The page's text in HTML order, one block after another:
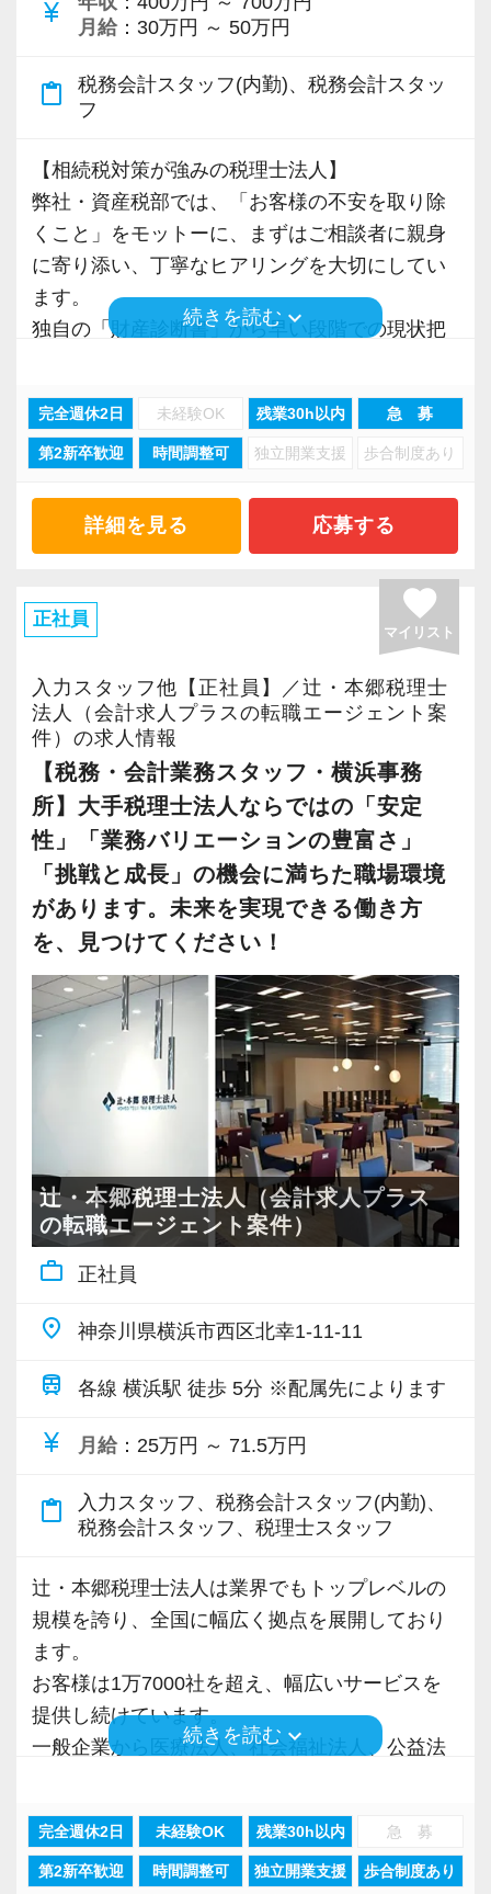
合う環境です。
■風通しの良い職場で働きたい方
アやどんな意見も全員が否定せず、真剣に常に
耳を傾け、それに対する検討や意見を出し合う
社風です。
■全員にチャンスがある職場を求めている方
税理士資格あり・なしに関係なく、本人次第で
長意欲や意思を尊重します。
「商品を売らなければならない」ということで
はないため、お客様の問題解決に向けて中立的
す。
ップ】
■税務知識の習得
所内研修、オンデマンド研修、資産税部共有会
（事例検討）などを活用して相続税等の税法や
お客様対応を行う上で必要となる知識を効率よ
く学びます。
また、所内資格制度(TKC巡回監査士等)があった
り、関連書籍の購入費用や外部研修の参加費用
等も会社が全額負担しています。
■実務スキルの習得
先輩に同行し、相続税発生の案件に対するヒア
リング、相続評価にあたっての実地役所調査、
二次相続を踏まえた分割方法の提案、相続税対
策に必要な手段を学びながら、一連の業務を覚
えていきます。
■充実のサポート体制
弊社では新入社員一人につき年次の近い先輩が
の進め方や悩み相談まで何でも話せる相手とし
過去メンバーは半年程度で主担当としてデビュ
ーしていますが、独り立ちするまでは2人体制で
弊社では「担当制」を採用しているため、お客
中立的な立場で本音のアドバイスができる、や
りがいのあるポジションです。
安心の環境で税務のプロフェッショナルを目指
したい方、ぜひご応募ください！
す！
https://kaikeiplus.jp/office/38399/
currency_yen
月給 ：30万円 ～ 50万円
content_paste
税務会計スタッフ(内勤)、税務会計スタッ
フ
【相続税対策が強みの税理士法人】
弊社・資産税部では、「お客様の不安を取り除
くこと」をモットーに、まずはご相談者に親身
に寄り添い、丁寧なヒアリングを大切にしてい
ます。
独自の「財産診断書」から早い段階での現状把
ランの提案に繋げていきます。
相続業務において申告だけを行う税理士事務所
がありますが、弊社では相続税対策に力を入れ
遺産分割を巡ってご家族が揉めることが無いよ
う、公平な第三者となり、適切かつ最善のプラ
法人業務だけでなく、相続・事業承継にも強み
を持ち、資産税部では年間100件以上の案件を受
注しています。
その多くが金融機関や葬儀社からの紹介であ
り、信頼の証として安定した案件数を確保して
います。
【自己成長ためのチャレンジや本人の意思を尊
重する社風】
弊社が拡大期にあり、常に新しいことへのチャ
学べる楽しさ、自分自身を成長させていける環
境を求めている方には適した職場です。
また、メンバーの強みや目指したい方向性、大
切にしたいことを言語化し、知り合えている職
新しいことをやるときに周りのサポートやチー
ムを作ったり、いつでも相談に乗ってもらえる
上司がいます。
【求める人物像】
■コンサルティングや事業承継の業務に興味があ
5年、10年後、、、長い目線で見たときに今の職
はありませんか？
ツリやっています！
めたい方
「勉強、学びが好き」「人の役に立つ知識を身
に付けたい」など、自分の知識向上や経験値が
増えていくことに対して充実感を得られる方に
合う環境です。
トップとの距離が近く、社員の自由なアイディ
アやどんな意見も全員が否定せず、真剣に常に
耳を傾け、それに対する検討や意見を出し合う
続きを読むkeyboard_arrow_down
完全週休2日 未経験OK 残業30h以内 急 募
第2新卒歓迎 時間調整可 独立開業支援 歩合制度あり
詳細を見る 応募する
正社員 favorite
マイリスト
入力スタッフ他【正社員】／辻・本郷税理士
法人（会計求人プラスの転職エージェント案
件）の求人情報
【税務・会計業務スタッフ・横浜事務
所】大手税理士法人ならではの「安定
性」「業務バリエーションの豊富さ」
「挑戦と成長」の機会に満ちた職場環境
があります。未来を実現できる働き方
を、見つけてください！
辻・本郷税理士法人（会計求人プラス
の転職エージェント案件）
work_outline 正社員
place 神奈川県横浜市西区北幸1-11-11
train 各線 横浜駅 徒歩 5分 ※配属先によります
currency_yen 月給 ：25万円 ～ 71.5万円
content_paste
入力スタッフ、税務会計スタッフ(内勤)、
税務会計スタッフ、税理士スタッフ
辻・本郷税理士法人は業界でもトップレベルの
規模を誇り、全国に幅広く拠点を展開しており
ます。
お客様は1万7000社を超え、幅広いサービスを
提供し続けています。
一般企業から医療法人、社会福祉法人、公益法
業務経験を積む事ができます。
そんな環境があるからこそ業務バリエーション
続きを読む keyboard_arrow_down
完全週休2日 未経験OK 残業30h以内 急 募
第2新卒歓迎 時間調整可 独立開業支援 歩合制度あり